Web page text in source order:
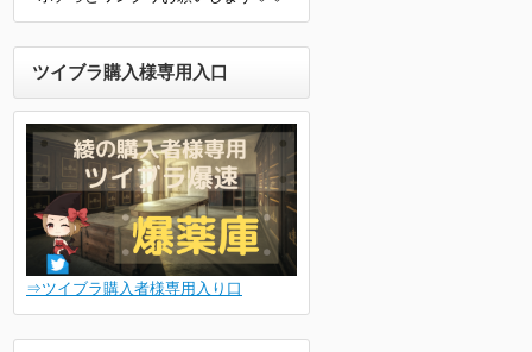
ツイブラ購入様専用入口
⇒ツイブラ購入者様専用入り口